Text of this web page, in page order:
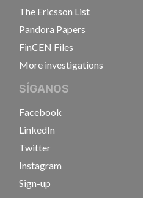
The Ericsson List
Pandora Papers
FinCEN Files
More investigations
SÍGANOS
Facebook
LinkedIn
Twitter
Instagram
Sign-up